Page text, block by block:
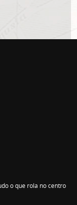
o que rola no centro
elit. Autem assumenda
distinctio, id, quibusdam est.